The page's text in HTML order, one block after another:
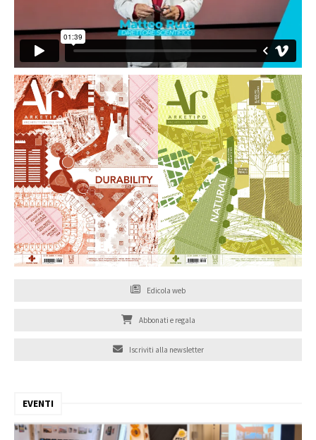
Edicola web
Abbonati e regala
Iscriviti alla newsletter
EVENTI